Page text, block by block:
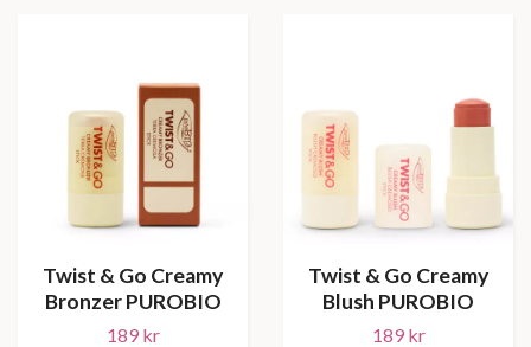
Twist & Go Creamy
Bronzer PUROBIO
189 kr
Twist & Go Creamy
Blush PUROBIO
189 kr